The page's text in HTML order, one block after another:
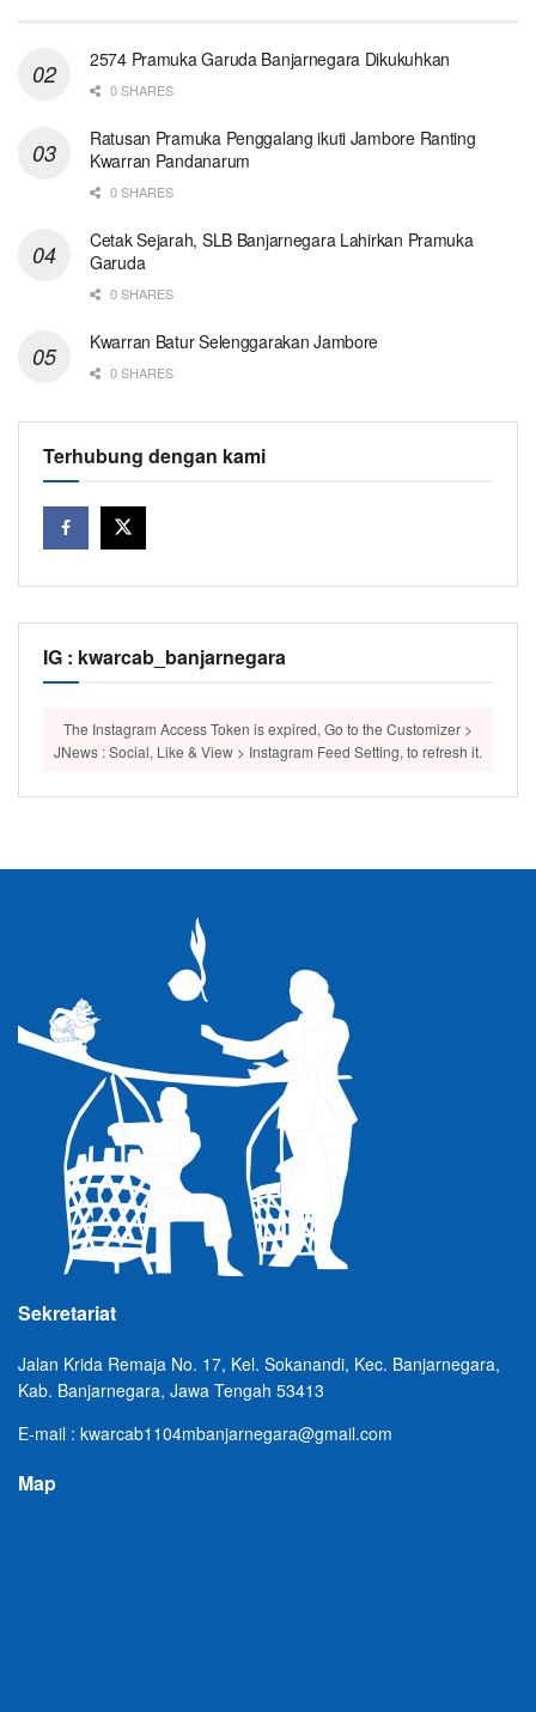
2574 Pramuka Garuda Banjarnegara Dikukuhkan
0 SHARES
Ratusan Pramuka Penggalang ikuti Jambore Ranting
Kwarran Pandanarum
0 SHARES
Cetak Sejarah, SLB Banjarnegara Lahirkan Pramuka
Garuda
0 SHARES
Kwarran Batur Selenggarakan Jambore
0 SHARES
Terhubung dengan kami
IG : kwarcab_banjarnegara
The Instagram Access Token is expired, Go to the Customizer >
JNews : Social, Like & View > Instagram Feed Setting, to refresh it.
Sekretariat
Jalan Krida Remaja No. 17, Kel. Sokanandi, Kec. Banjarnegara,
Kab. Banjarnegara, Jawa Tengah 53413
E-mail : kwarcab1104mbanjarnegara@gmail.com
Map